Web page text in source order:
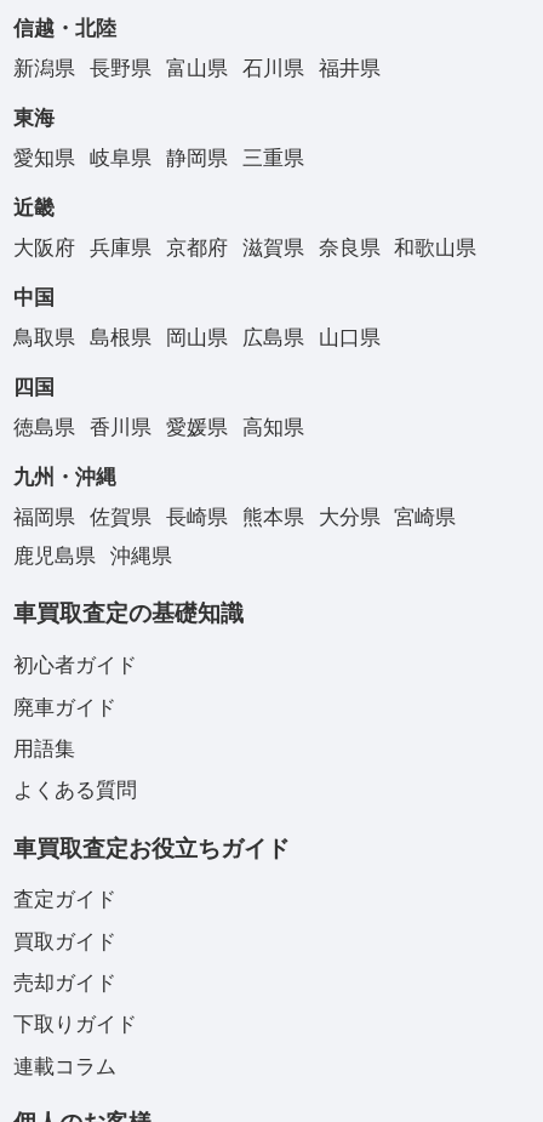
信越・北陸
新潟県
長野県 富山県 石川県 福井県
東海
愛知県
岐阜県 静岡県 三重県
近畿
大阪府
兵庫県 京都府 滋賀県 奈良県 和歌山県
中国
鳥取県
島根県 岡山県 広島県 山口県
四国
徳島県
香川県 愛媛県 高知県
九州・沖縄
福岡県
佐賀県 長崎県 熊本県 大分県
宮崎県
鹿児島県
沖縄県
車買取査定の基礎知識
初心者ガイド
廃車ガイド
用語集
よくある質問
車買取査定お役立ちガイド
査定ガイド
買取ガイド
売却ガイド
下取りガイド
連載コラム